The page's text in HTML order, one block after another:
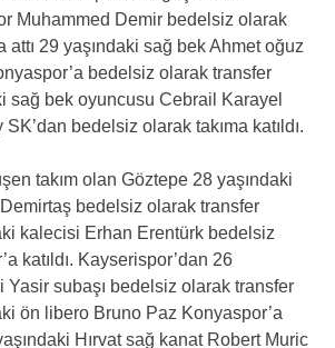
Muhammed Demir bedelsiz olarak
attı 29 yaşındaki sağ bek Ahmet oğuz
bedelsiz olarak transfer
sağ bek oyuncusu Cebrail Karayel
bedelsiz olarak takıma katıldı.
takım olan Göztepe 28 yaşındaki
bedelsiz olarak transfer
kalecisi Erhan Erentürk bedelsiz
katıldı. Kayserispor’dan 26
Yasir subaşı bedelsiz olarak transfer
ön libero Bruno Paz Konyaspor’a
Hırvat sağ kanat Robert Muric